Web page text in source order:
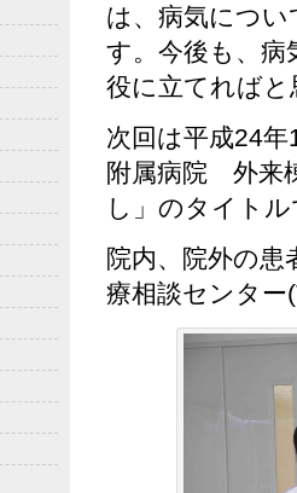
は、病気につ
す。今後も、病
役に立てればと
次回は平成24
附属病院 外来
し」のタイト
院内、院外の
療相談センター